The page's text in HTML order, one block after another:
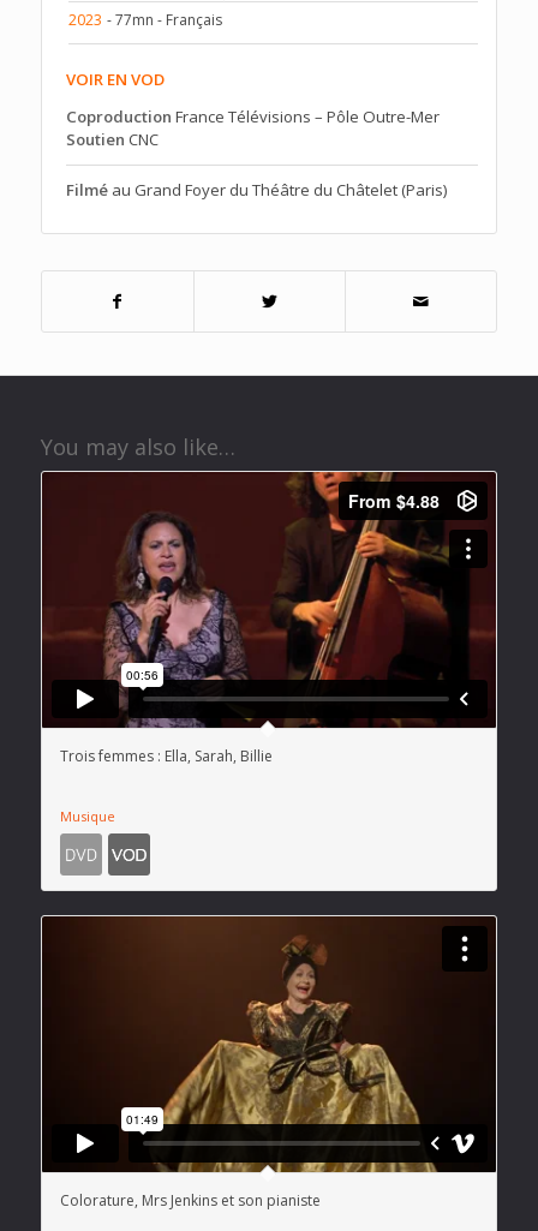
2023 - 77mn - Français
VOIR EN VOD
Coproduction France Télévisions – Pôle Outre-Mer
Soutien CNC
Filméau Grand Foyer du Théâtre du Châtelet (Paris)
You may also like…
Trois femmes : Ella, Sarah, Billie
Musique
Colorature, Mrs Jenkins et son pianiste